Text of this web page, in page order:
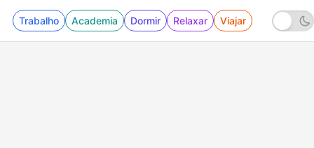
Trabalho Academia Dormir Relaxar Viajar